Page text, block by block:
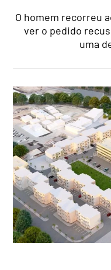
O homem recorreu
ver o pedido
uma